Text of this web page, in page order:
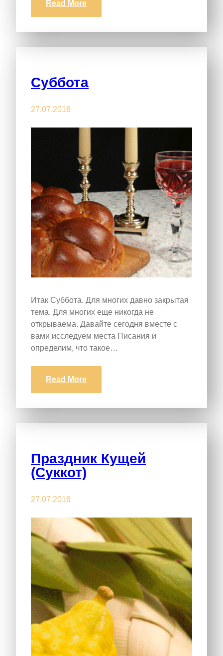
Read More
Суббота
27.07.2016
Итак Суббота. Для многих давно закрытая
тема. Для многих еще никогда не
открываема. Давайте сегодня вместе с
вами исследуем места Писания и
определим, что такое…
Read More
Праздник Кущей
(Суккот)
27.07.2016